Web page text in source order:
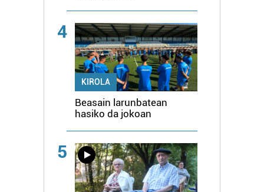
4
KIROLA
Beasain larunbatean
hasiko da jokoan
5